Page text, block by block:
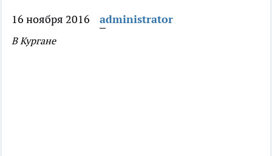
16 ноября 2016 administrator
В Кургане